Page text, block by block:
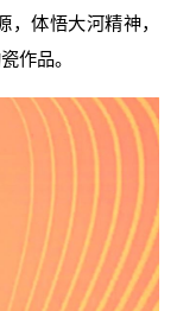
体悟大河精神，
作品。